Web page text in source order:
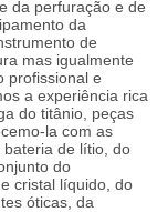
da perfuração e de
da
de
mas igualmente
profissional e
a experiência rica
do titânio, peças
la com as
de lítio, do
do
cristal líquido, do
óticas, da